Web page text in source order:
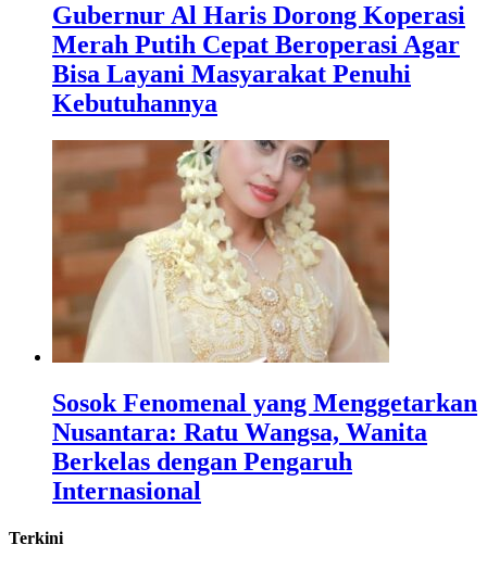
Gubernur Al Haris Dorong Koperasi
Merah Putih Cepat Beroperasi Agar
Bisa Layani Masyarakat Penuhi
Kebutuhannya
Sosok Fenomenal yang Menggetarkan
Nusantara: Ratu Wangsa, Wanita
Berkelas dengan Pengaruh
Internasional
Terkini